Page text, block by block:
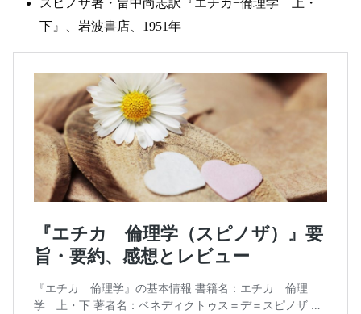
スピノザ著・畠中尚志訳『エチカ−倫理学 上・
下』、岩波書店、1951年